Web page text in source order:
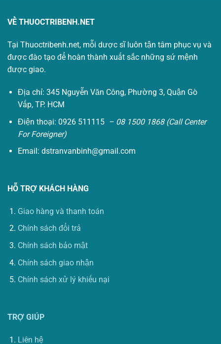
VỀ THUOCTRIBENH.NET
Tại Thuoctribenh.net, mỗi dược sĩ luôn tận tâm phục vụ và
được đào tạo để hoàn thành xuất sắc những sứ mệnh
được giao.
Địa chỉ: 345 Nguyễn Văn Công, Phường 3, Quận Gò
Vấp, TP. HCM
Điện thoại: 0926 511115 – 08 1500 1868 (Call Center
For Foreigner)
Email: dstranvanbinh@gmail.com
HỖ TRỢ KHÁCH HÀNG
Giao hàng và thanh toán
Chính sách đổi trả
Chính sách bảo mật
Chính sách giao nhận
Chính sách xử lý khiếu nại
TRỢ GIÚP
Liên hệ